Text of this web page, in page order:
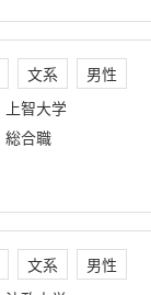
文系
男性
上智大学
総合職
文系
男性